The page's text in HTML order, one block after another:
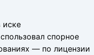
иске
спорное
— по лицензии